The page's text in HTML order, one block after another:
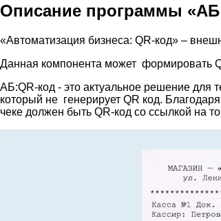
Описание программы
«Автоматизация бизнеса: QR-код» –
Данная компонента может формировать
АБ:QR-код - это актуальное решение для
который не генерирует QR код.
чеке должен быть QR-код со ссылкой на